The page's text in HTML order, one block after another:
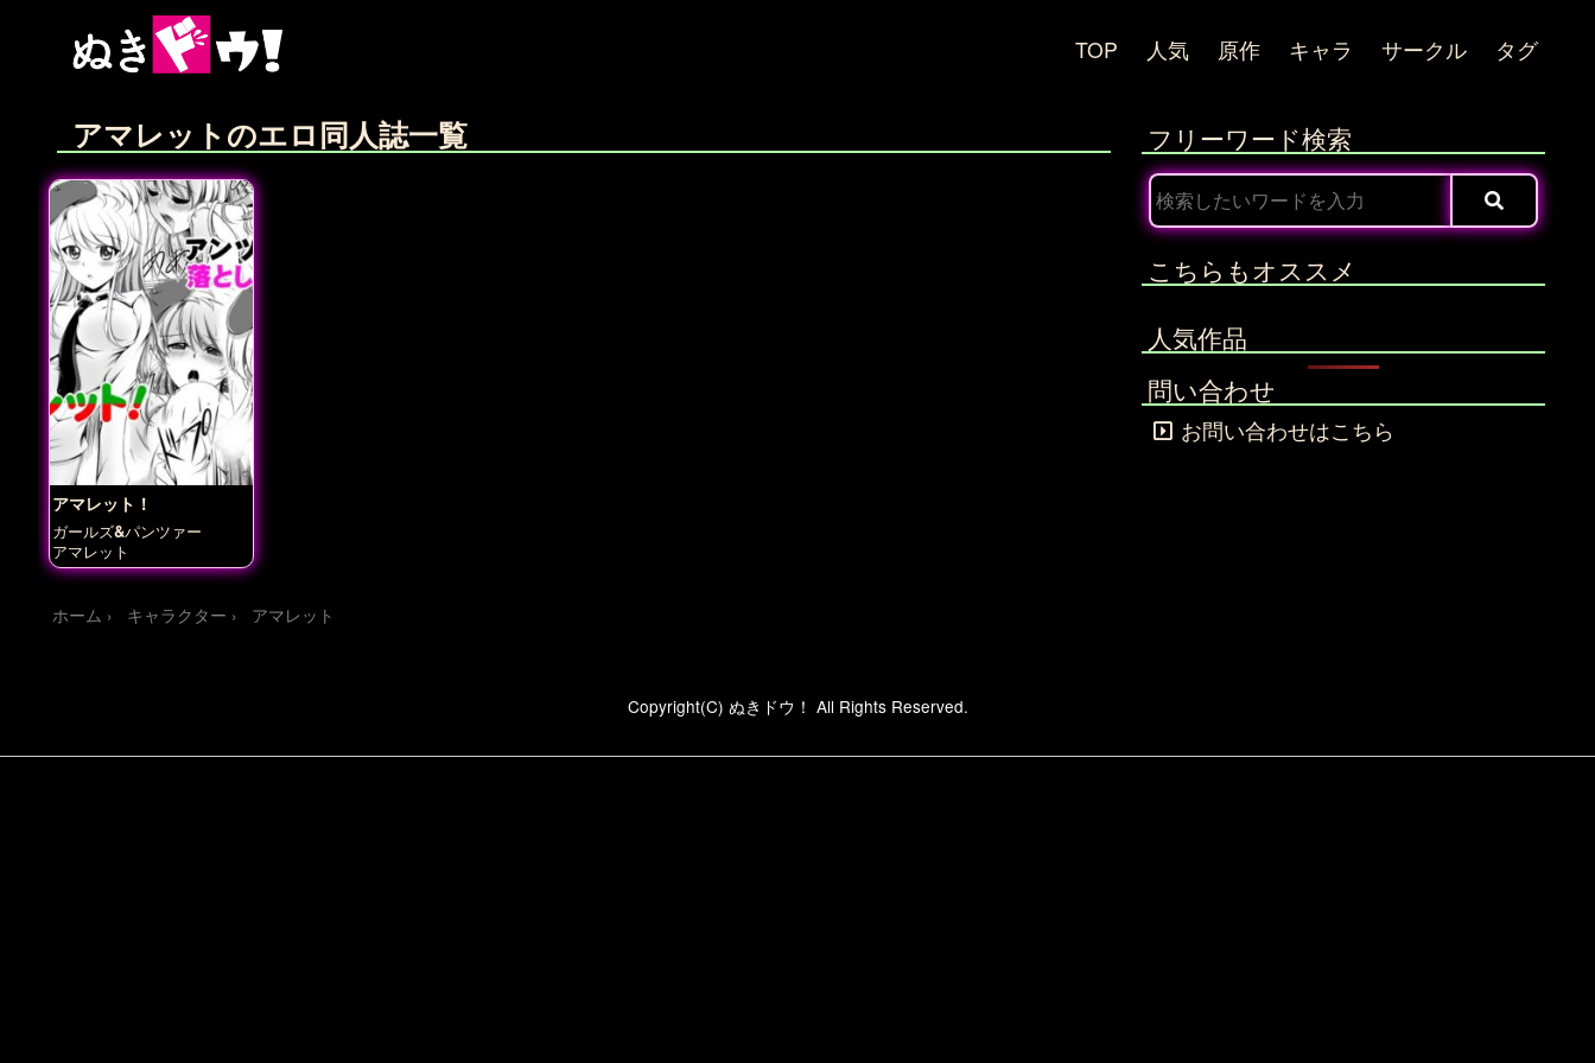
TOP 人気 原作 キャラ サークル タグ
アマレットのエロ同人誌一覧
アマレット！
ガールズ&パンツァー
アマレット
ホーム キャラクター アマレット
フリーワード検索
こちらもオススメ
人気作品
問い合わせ
お問い合わせはこちら
Copyright(C) ぬきドウ！ All Rights Reserved.